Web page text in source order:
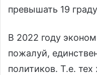
превышать 19
В 2022 году
пожалуй,
политиков. Т.е.